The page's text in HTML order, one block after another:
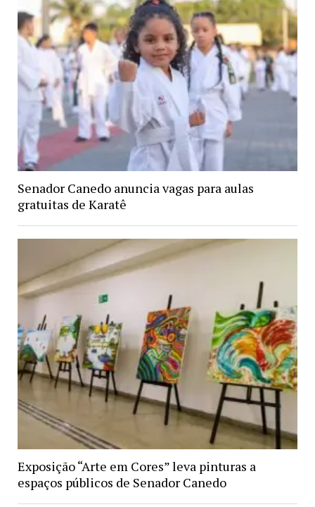
Senador Canedo anuncia vagas para aulas
gratuitas de Karatê
Exposição “Arte em Cores” leva pinturas a
espaços públicos de Senador Canedo